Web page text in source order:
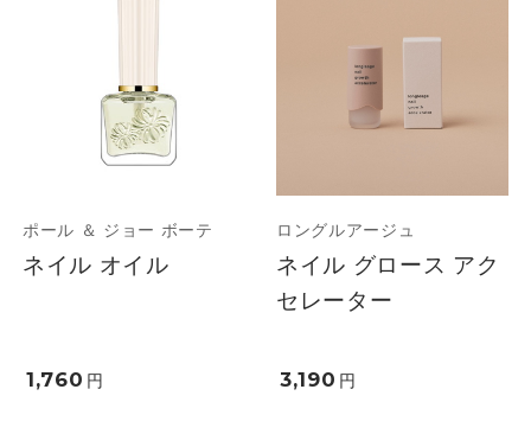
ポール ＆ ジョー ボーテ
ネイル オイル
1,760 円
ロングルアージュ
ネイル グロース アク
セレーター
3,190 円